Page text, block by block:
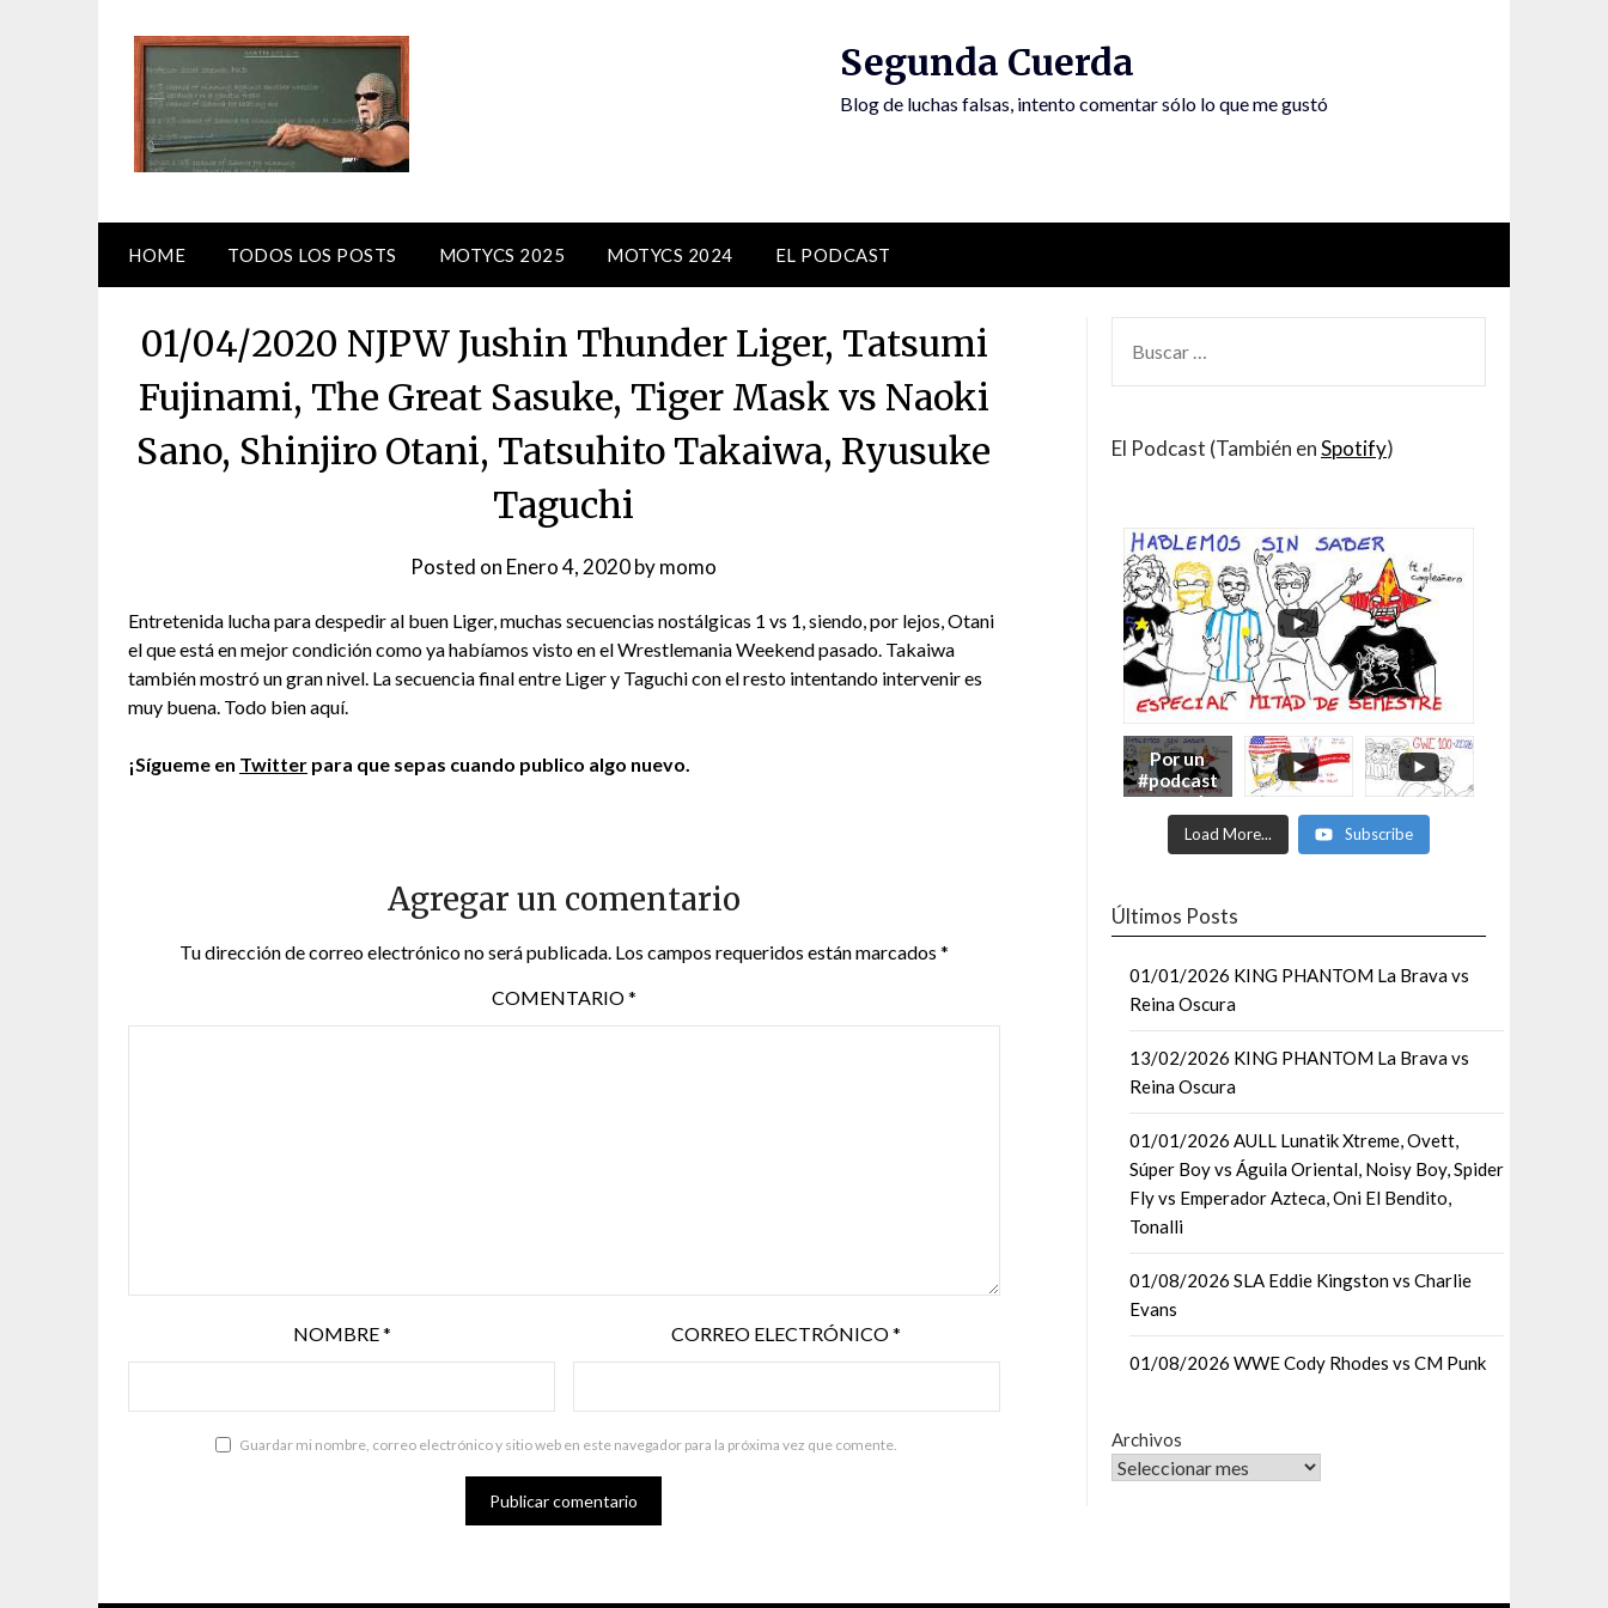
Segunda Cuerda
Blog de luchas falsas, intento comentar sólo lo que me gustó
HOME TODOS LOS POSTS MOTYCS 2025 MOTYCS 2024 EL PODCAST
01/04/2020 NJPW Jushin Thunder Liger, Tatsumi
Fujinami, The Great Sasuke, Tiger Mask vs Naoki
Sano, Shinjiro Otani, Tatsuhito Takaiwa, Ryusuke
Taguchi
Posted on Enero 4, 2020bymomo
Entretenida lucha para despedir al buen Liger, muchas secuencias nostálgicas 1 vs 1, siendo, por lejos, Otani
el que está en mejor condición como ya habíamos visto en el Wrestlemania Weekend pasado. Takaiwa
también mostró un gran nivel. La secuencia final entre Liger y Taguchi con el resto intentando intervenir es
muy buena. Todo bien aquí.
¡Sígueme en Twitter para que sepas cuando publico algo nuevo.
Agregar un comentario
Tu dirección de correo electrónico no será publicada. Los campos requeridos están marcados *
COMENTARIO*
NOMBRE* CORREO ELECTRÓNICO*
Guardar mi nombre, correo electrónico y sitio web en este navegador para la próxima vez que comente.
POR:
El Podcast (También enSpotify)
Por un
#podcast
con más
Moonsaul
ts #93:
MITAD
DE AÑO
Load More... Subscribe
Últimos Posts
01/01/2026 KING PHANTOM La Brava vs
Reina Oscura
13/02/2026 KING PHANTOM La Brava vs
Reina Oscura
01/01/2026 AULL Lunatik Xtreme, Ovett,
Súper Boy vs Águila Oriental, Noisy Boy, Spider
Fly vs Emperador Azteca, Oni El Bendito,
Tonalli
01/08/2026 SLA Eddie Kingston vs Charlie
Evans
01/08/2026 WWE Cody Rhodes vs CM Punk
Archivos